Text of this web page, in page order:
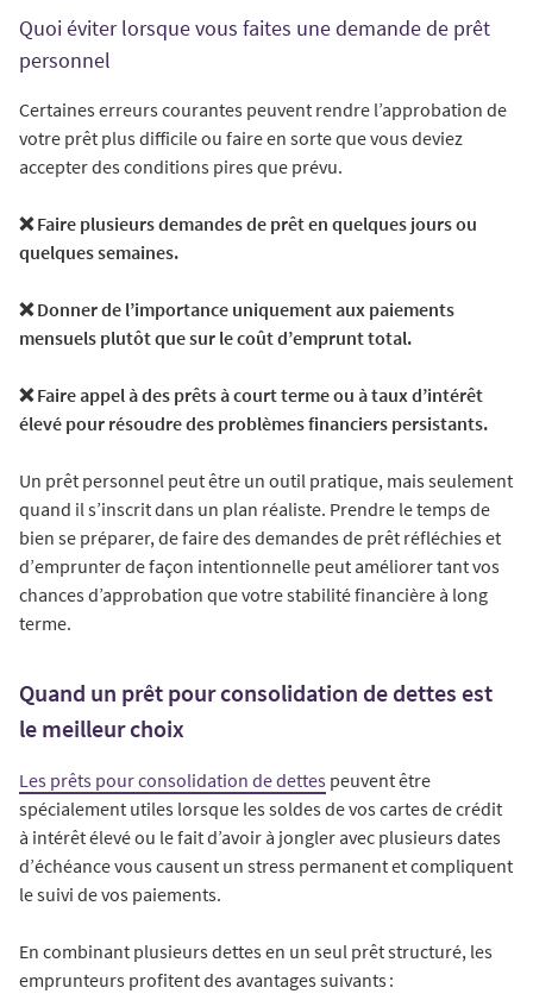
Quoi éviter lorsque vous faites une demande de prêt
personnel
Certaines erreurs courantes peuvent rendre l’approbation de
votre prêt plus difficile ou faire en sorte que vous deviez
accepter des conditions pires que prévu.
❌ Faire plusieurs demandes de prêt en quelques jours ou
quelques semaines.
❌ Donner de l’importance uniquement aux paiements
mensuels plutôt que sur le coût d’emprunt total.
❌ Faire appel à des prêts à court terme ou à taux d’intérêt
élevé pour résoudre des problèmes financiers persistants.
Un prêt personnel peut être un outil pratique, mais seulement
quand il s’inscrit dans un plan réaliste. Prendre le temps de
bien se préparer, de faire des demandes de prêt réfléchies et
d’emprunter de façon intentionnelle peut améliorer tant vos
chances d’approbation que votre stabilité financière à long
terme.
Quand un prêt pour consolidation de dettes est
le meilleur choix
Les prêts pour consolidation de dettes peuvent être
spécialement utiles lorsque les soldes de vos cartes de crédit
à intérêt élevé ou le fait d’avoir à jongler avec plusieurs dates
d’échéance vous causent un stress permanent et compliquent
le suivi de vos paiements.
En combinant plusieurs dettes en un seul prêt structuré, les
emprunteurs profitent des avantages suivants :